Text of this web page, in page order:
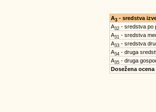
A3- sredstva
A32- sredstva po
A31 - sredstva
A33- sredstva
A34 - druga
A35- druga
Dosežena ocena